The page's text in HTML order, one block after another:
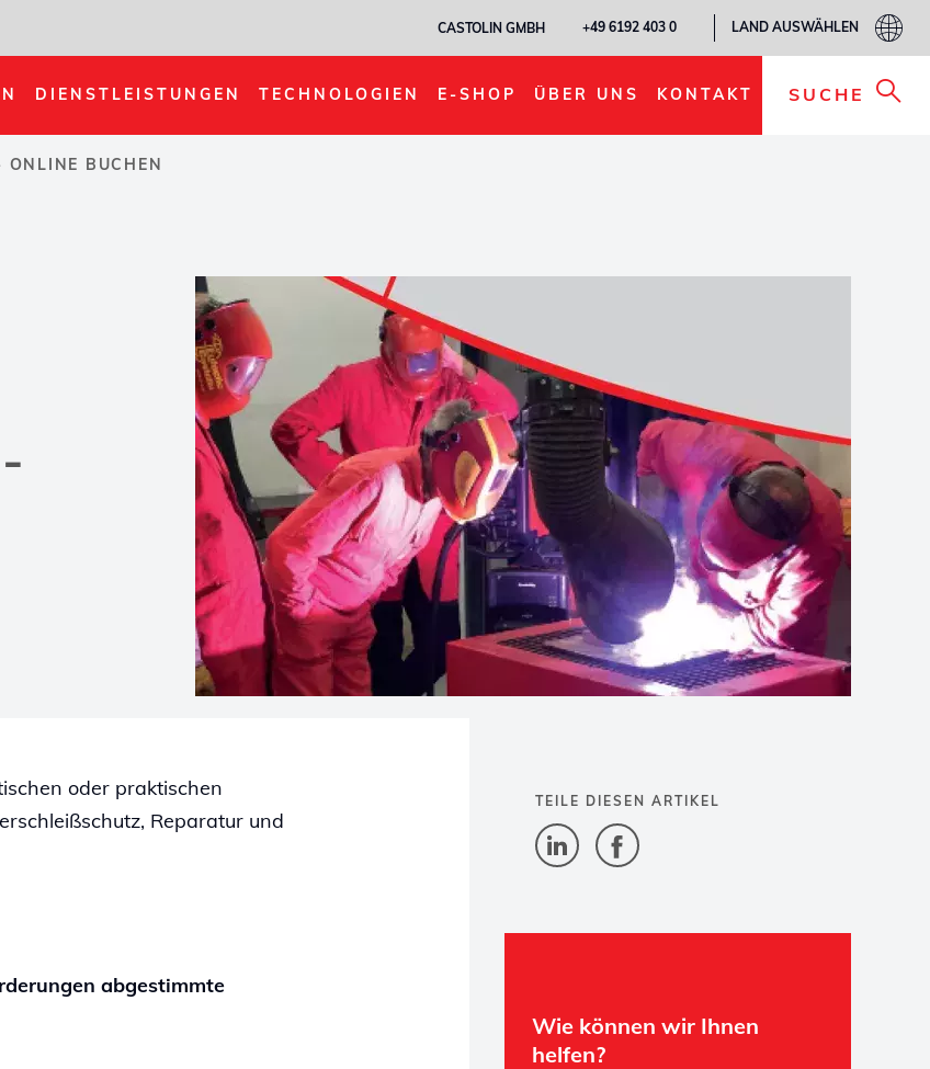
CASTOLIN GMBH +49 6192 403 0 LAND AUSWÄHLEN
DIENSTLEISTUNGEN TECHNOLOGIEN E-SHOP ÜBER UNS KONTAKT SUCHE
BUCHEN
oder praktischen
Reparatur und
abgestimmte
TEILE DIESEN ARTIKEL
Wie können wir Ihnen
helfen?